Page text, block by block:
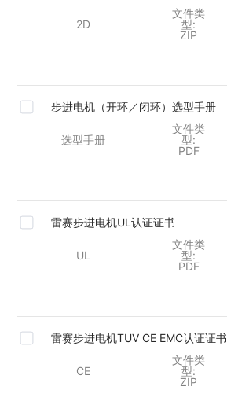
2D
文件类
型:
ZIP
步进电机（开环／闭环）选型手册
选型手册
文件类
型:
PDF
雷赛步进电机UL认证证书
UL
文件类
型:
PDF
雷赛步进电机TUV CE EMC认证证书
CE
文件类
型:
ZIP